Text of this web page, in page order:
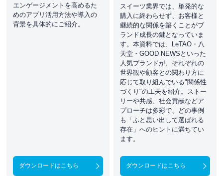
エンゲージメントを高めるた
めのアプリ活用方法や導入の
背景を具体的にご紹介。
ダウンロードはこちら
スイーツ業界では、単発的な
購入に終わらせず、お客様と
継続的な関係を築くことがブ
ランド成長の鍵となっていま
す。本資料では、LeTAO・八
天堂・GOOD NEWSといった
人気ブランドが、それぞれの
世界観や顧客との関わり方に
応じて取り組んでいる"関係性
づくり"の工夫を紹介。ストー
リーや共感、社会貢献などア
プローチは多彩で、どの事例
も「ふと思い出して選ばれる
存在」へのヒントに満ちてい
ます。
ダウンロードはこちら